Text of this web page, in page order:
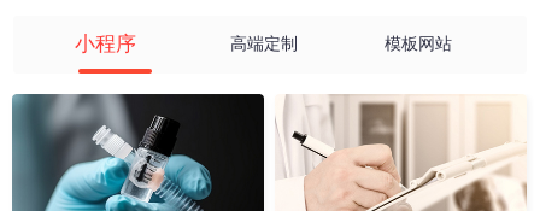
小程序 高端定制 模板网站